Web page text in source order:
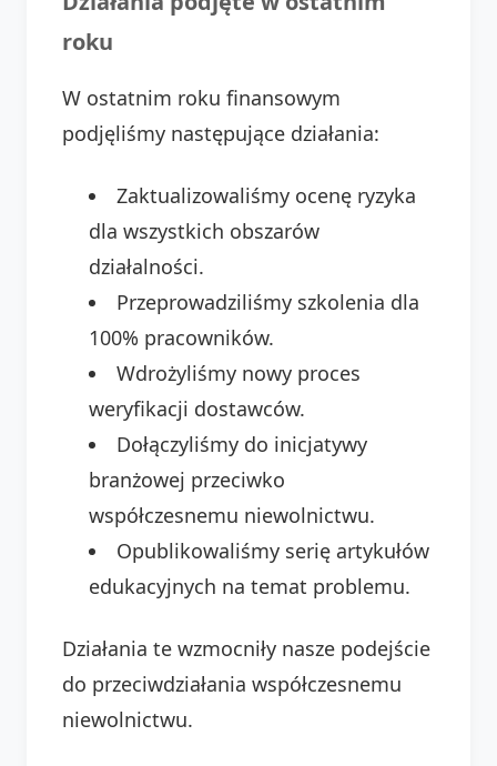
roku
W ostatnim roku finansowym
podjęliśmy następujące działania:
Zaktualizowaliśmy ocenę ryzyka
dla wszystkich obszarów
działalności.
Przeprowadziliśmy szkolenia dla
100% pracowników.
Wdrożyliśmy nowy proces
weryfikacji dostawców.
Dołączyliśmy do inicjatywy
branżowej przeciwko
współczesnemu niewolnictwu.
Opublikowaliśmy serię artykułów
edukacyjnych na temat problemu.
Działania te wzmocniły nasze podejście
do przeciwdziałania współczesnemu
niewolnictwu.